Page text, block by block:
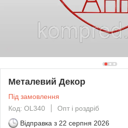
Металевий Декор
Під замовлення
Код: OL340
Опт і роздріб
Відправка з 22 серпня 2026